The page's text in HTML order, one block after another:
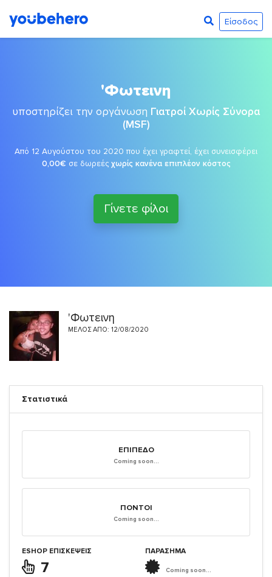
Είσοδος
'Φωτεινη
υποστηρίζει την οργάνωση Γιατροί Χωρίς Σύνορα
(MSF)
Από 12 Αυγούστου του 2020 που έχει γραφτεί, έχει συνεισφέρει
0,00€ σε δωρεές χωρίς κανένα επιπλέον κόστος
Γίνετε φίλοι
'Φωτεινη
ΜΈΛΟΣ ΑΠΌ: 12/08/2020
Στατιστικά
ΕΠΊΠΕΔΟ
Coming soon...
ΠΌΝΤΟΙ
Coming soon...
ESHOP ΕΠΙΣΚΈΨΕΙΣ
7
ΠΑΡΑΣΗΜΑ
Coming soon...